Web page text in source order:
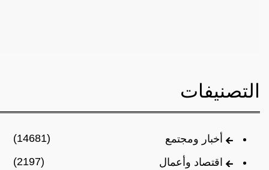
التصنيفات
أخبار ومجتمع
(14681)
اقتصاد وأعمال
(2197)